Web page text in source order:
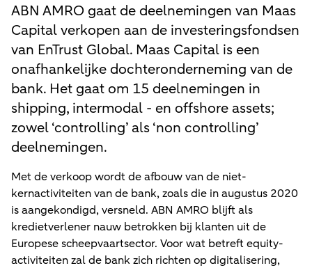
ABN AMRO gaat de deelnemingen van Maas
Capital verkopen aan de investeringsfondsen
van EnTrust Global. Maas Capital is een
onafhankelijke dochteronderneming van de
bank. Het gaat om 15 deelnemingen in
shipping, intermodal - en offshore assets;
zowel ‘controlling’ als ‘non controlling’
deelnemingen.
Met de verkoop wordt de afbouw van de niet-
kernactiviteiten van de bank, zoals die in augustus 2020
is aangekondigd, versneld. ABN AMRO blijft als
kredietverlener nauw betrokken bij klanten uit de
Europese scheepvaartsector. Voor wat betreft equity-
activiteiten zal de bank zich richten op digitalisering,